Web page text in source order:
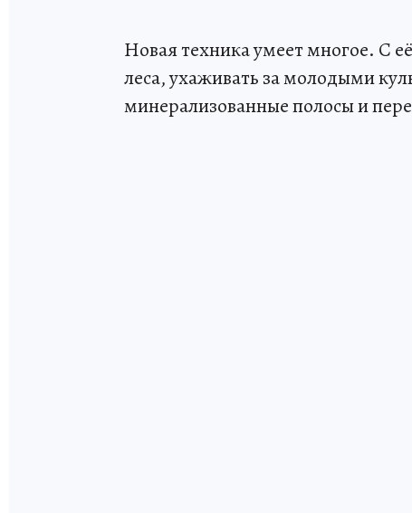
Новая техника умеет многое. С
леса, ухаживать за молодыми
минерализованные полосы и